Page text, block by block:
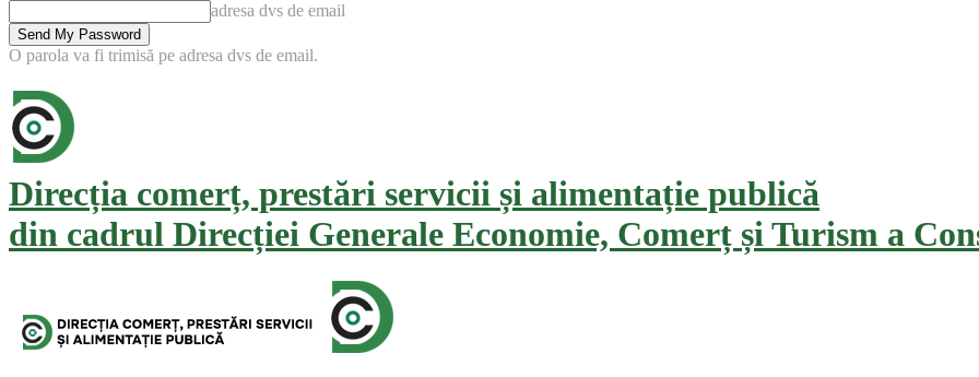
adresa dvs de email
O parola va fi trimisă pe adresa dvs de email.
Direcția comerț, prestări servicii și alimentație publică
din cadrul Direcției Generale Economie, Comerț și Turism a